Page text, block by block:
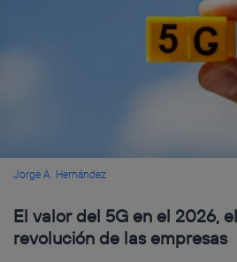
Jorge A. Hernández
El valor del 5G en el 2026,
revolución de las empresas